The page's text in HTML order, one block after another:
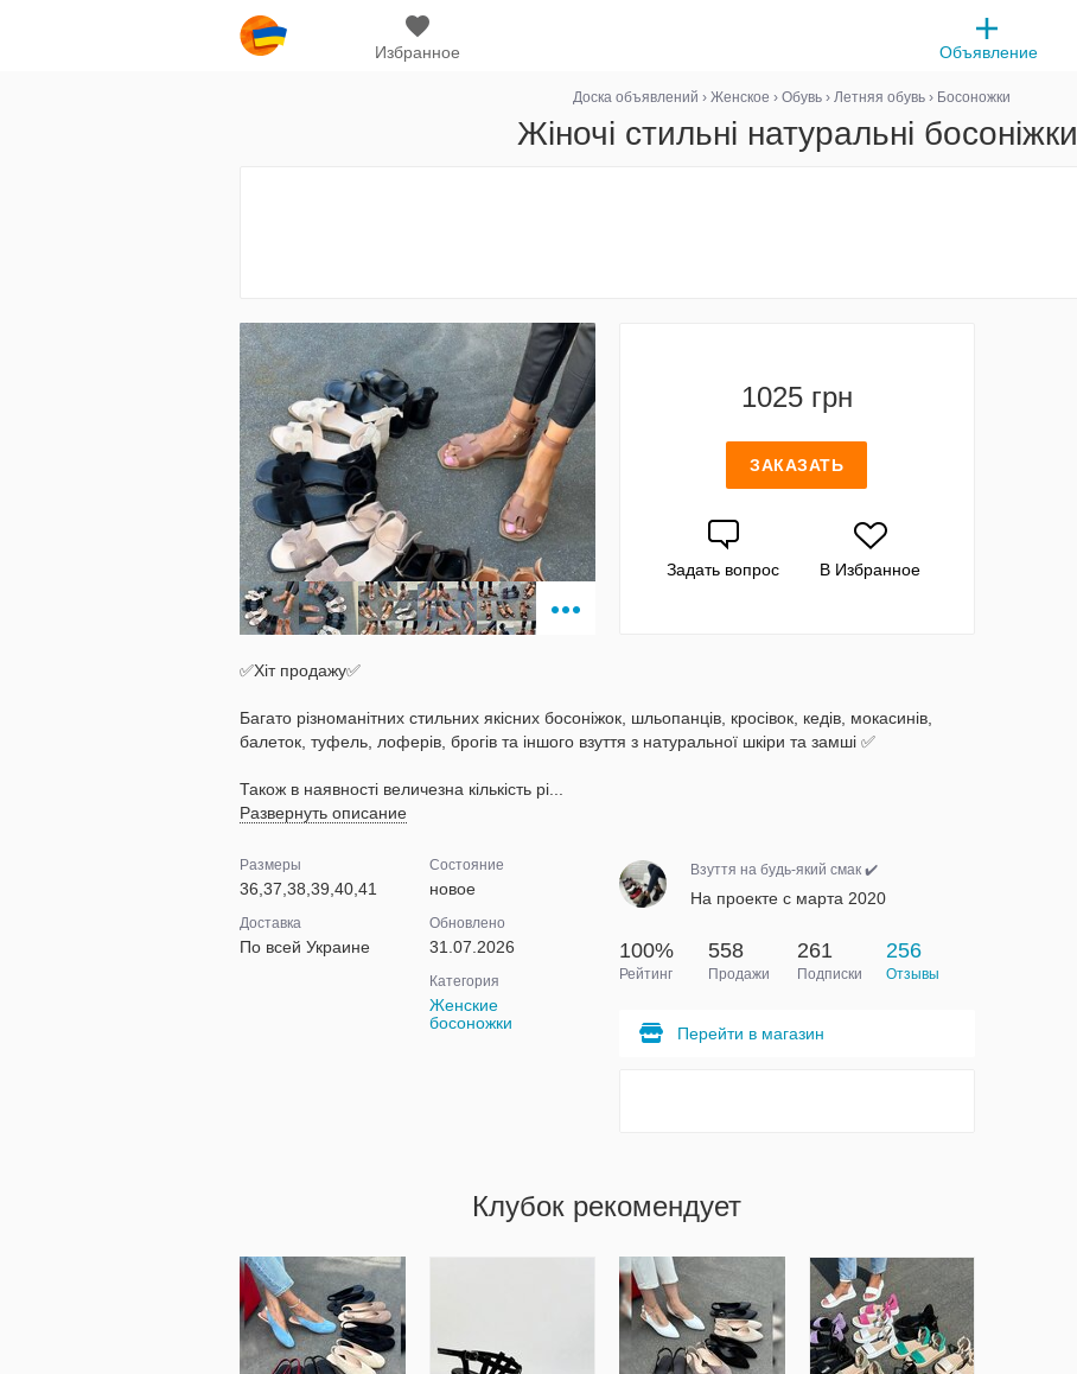
Избранное Объявление
Доска объявлений › Женское › Обувь› Летняя обувь› Босоножки
Жіночі стильні натуральні босоніжки
1025 грн
ЗАКАЗАТЬ
Задать вопрос В Избранное
✅Хіт продажу✅
Багато різноманітних стильних якісних босоніжок, шльопанців, кросівок, кедів, мокасинів,
балеток, туфель, лоферів, брогів та іншого взуття з натуральної шкіри та замші ✅
Також в наявності величезна кількість рі...
Развернуть описание
Размеры
36,37,38,39,40,41
Доставка
По всей Украине
Состояние
новое
Обновлено
31.07.2026
Категория
Женские
босоножки
Взуття на будь-який смак ✔️
На проекте с марта 2020
100%
Рейтинг
558
Продажи
261
Подписки
256
Отзывы
Перейти в магазин
Клубок рекомендует